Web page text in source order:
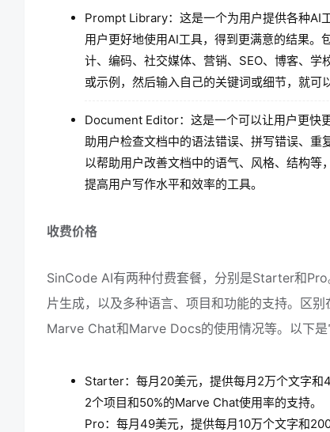
Prompt Library：这是一个为用户提供各种AI
用户更好地使用AI工具，得到更满意的结果。
计、编码、社交媒体、营销、SEO、博客、学
或示例，然后输入自己的关键词或细节，就可
Document Editor：这是一个可以让用户更快
助用户检查文档中的语法错误、拼写错误、重
以帮助用户改善文档中的语气、风格、结构等
提高用户写作水平和效率的工具。
收费价格
SinCode AI有两种付费套餐，分别是Starter和
片生成，以及多种语言、项目和功能的支持。区别
Marve Chat和Marve Docs的使用情况等。以下是
Starter：每月20美元，提供每月2万个文字和
2个项目和50%的Marve Chat使用率的支持。
Pro：每月49美元，提供每月10万个文字和